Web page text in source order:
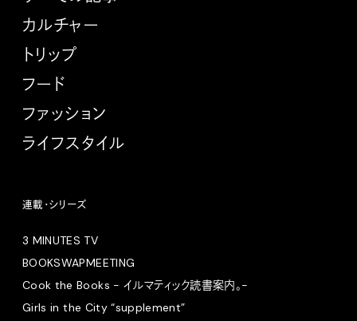
カルチャー
トリップ
フード
ファッション
ライフスタイル
連載・シリーズ
3 MINUTES TV
BOOKSWAPMEETING
Cook the Books - イルマティック読書案内。-
Girls in the City “supplement”